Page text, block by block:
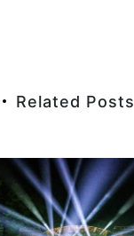
Related Posts